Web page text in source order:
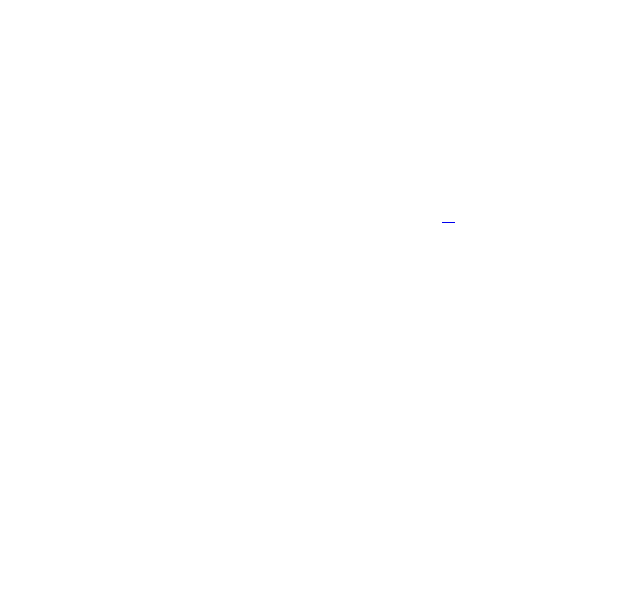
учебное заведение в Новосибирске. Основанная в 1956
стала первым музыкальным высшим учебным
части России[3]. С 1957 года она носит имя Михаила Ивановича